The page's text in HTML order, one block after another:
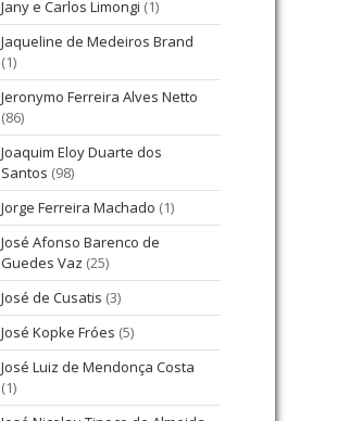
Jany e Carlos Limongi (1)
Jaqueline de Medeiros Brand
(1)
Jeronymo Ferreira Alves Netto
(86)
Joaquim Eloy Duarte dos
Santos (98)
Jorge Ferreira Machado (1)
José Afonso Barenco de
Guedes Vaz (25)
José de Cusatis (3)
José Kopke Fróes (5)
José Luiz de Mendonça Costa
(1)